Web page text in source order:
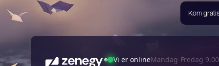
Kom
Vi er onlineMandag-Fredag